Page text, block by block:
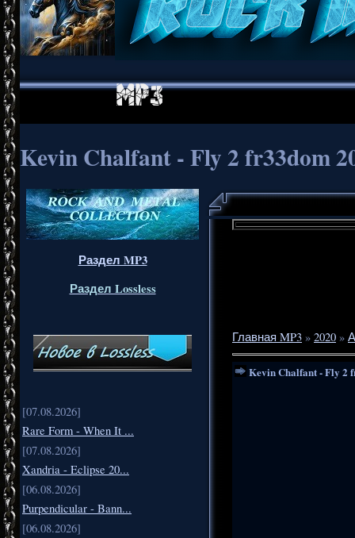
Kevin Chalfant - Fly 2 fr33dom
Раздел MP3
Раздел Lossless
[07.08.2026]
Rare Form - When It ...
[07.08.2026]
Xandria - Eclipse 20...
[06.08.2026]
Purpendicular - Bann...
[06.08.2026]
Главная MP3 » 2020 »
Kevin Chalfant - Fly 2